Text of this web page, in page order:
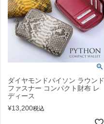
ダイヤモンドパイソン ラウンド
ファスナー コンパクト財布 レ
ディース
¥13,200税込